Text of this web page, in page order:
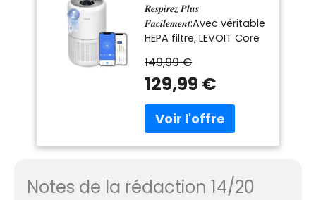
HEPA Capture
contre Allergie
𝑹𝒆𝒔𝒑𝒊𝒓𝒆𝒛 𝑷𝒍𝒖𝒔
𝑭𝒂𝒄𝒊𝒍𝒆𝒎𝒆𝒏𝒕:Avec véritable
HEPA filtre, LEVOIT Core
graminées, particules
de fumée, squames
soulagant les réactions
allergiques: la toux, le
démangeaisons de la
149,99 €
129,99 €
Notes de la rédaction 14/20